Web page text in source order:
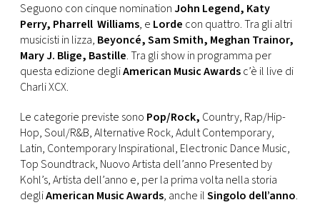
Seguono con cinque nominationJohn Legend, Katy
Perry, Pharrell Williams, e Lorde con quattro. Tra gli altri
musicisti in lizza, Beyoncé, Sam Smith, Meghan Trainor,
Mary J. Blige, Bastille. Tra gli show in programma per
questa edizione degliAmerican Music Awardsc’è il live di
Charli XCX.
Le categorie previste sono Pop/Rock, Country, Rap/Hip-
Hop, Soul/R&B, Alternative Rock, Adult Contemporary,
Latin, Contemporary Inspirational, Electronic Dance Music,
Top Soundtrack, Nuovo Artista dell’anno Presented by
Kohl’s, Artista dell’anno e, per la prima volta nella storia
degliAmerican Music Awards, anche ilSingolo dell’anno.